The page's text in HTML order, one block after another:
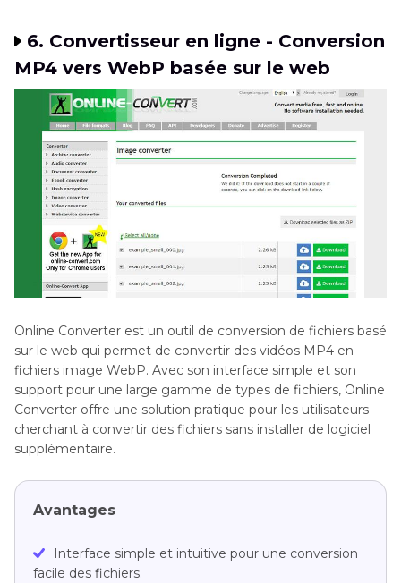
6. Convertisseur en ligne - Conversion
MP4 vers WebP basée sur le web
Online Converter est un outil de conversion de fichiers basé
sur le web qui permet de convertir des vidéos MP4 en
fichiers image WebP. Avec son interface simple et son
support pour une large gamme de types de fichiers, Online
Converter offre une solution pratique pour les utilisateurs
cherchant à convertir des fichiers sans installer de logiciel
supplémentaire.
Avantages
Interface simple et intuitive pour une conversion
facile des fichiers.